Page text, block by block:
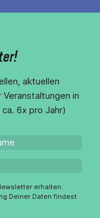
aktuellen
in
6x pro Jahr)
erhalten.
Deiner Daten findest